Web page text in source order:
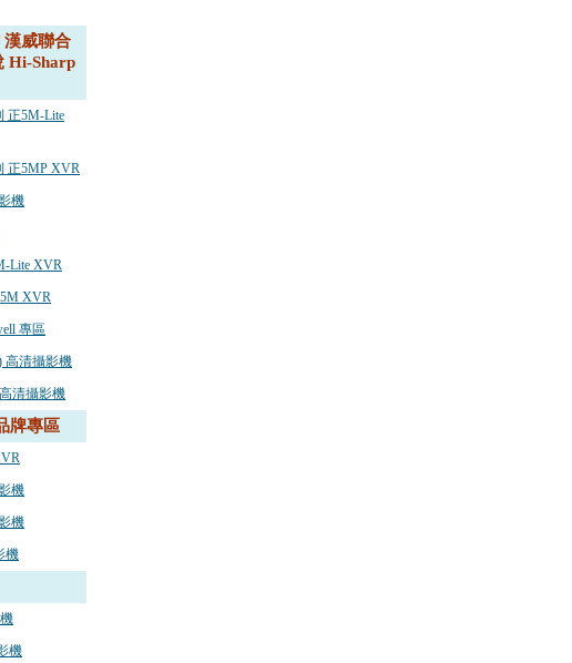
威聯合
Hi-Sharp
正5M-Lite
正5MP XVR
機
Lite XVR
XVR
專區
高清攝影機
清攝影機
牌專區
機
機
機
機